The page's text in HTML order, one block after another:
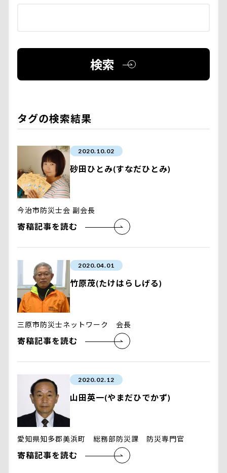
検索
タグの検索結果
2020.10.02
砂田ひとみ(すなだひとみ)
今治市防災士会 副会長
寄稿記事を読む
2020.04.01
竹原茂(たけはらしげる)
三原市防災士ネットワーク 会長
寄稿記事を読む
2020.02.12
山田英一(やまだひでかず)
愛知県知多郡美浜町 総務部防災課 防災専門官
寄稿記事を読む